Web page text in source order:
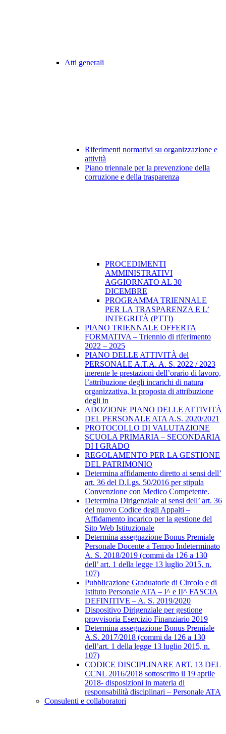
Atti generali
Riferimenti normativi su organizzazione e
attività
Piano triennale per la prevenzione della
corruzione e della trasparenza
PROCEDIMENTI
AMMINISTRATIVI
AGGIORNATO AL 30
DICEMBRE
PROGRAMMA TRIENNALE
PER LA TRASPARENZA E L’
INTEGRITÀ (PTTI)
PIANO TRIENNALE OFFERTA
FORMATIVA – Triennio di riferimento
2022 – 2025
PIANO DELLE ATTIVITÀ del
PERSONALE A.T.A. A. S. 2022 / 2023
inerente le prestazioni dell’orario di lavoro,
l’attribuzione degli incarichi di natura
organizzativa, la proposta di attribuzione
degli in
ADOZIONE PIANO DELLE ATTIVITÀ
DEL PERSONALE ATA A.S. 2020/2021
PROTOCOLLO DI VALUTAZIONE
SCUOLA PRIMARIA – SECONDARIA
DI I GRADO
REGOLAMENTO PER LA GESTIONE
DEL PATRIMONIO
Determina affidamento diretto ai sensi dell’
art. 36 del D.Lgs. 50/2016 per stipula
Convenzione con Medico Competente.
Determina Dirigenziale ai sensi dell’ art. 36
del nuovo Codice degli Appalti –
Affidamento incarico per la gestione del
Sito Web Istituzionale
Determina assegnazione Bonus Premiale
Personale Docente a Tempo Indeterminato
A. S. 2018/2019 (commi da 126 a 130
dell’ art. 1 della legge 13 luglio 2015, n.
107)
Pubblicazione Graduatorie di Circolo e di
Istituto Personale ATA – I^ e II^ FASCIA
DEFINITIVE – A. S. 2019/2020
Dispositivo Dirigenziale per gestione
provvisoria Esercizio Finanziario 2019
Determina assegnazione Bonus Premiale
A.S. 2017/2018 (commi da 126 a 130
dell’art. 1 della legge 13 luglio 2015, n.
107)
CODICE DISCIPLINARE ART. 13 DEL
CCNL 2016/2018 sottoscritto il 19 aprile
2018- disposizioni in materia di
responsabilità disciplinari – Personale ATA
Consulenti e collaboratori